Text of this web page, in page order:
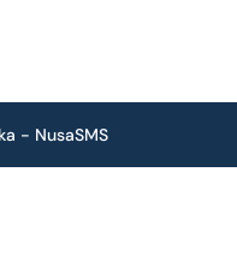
- NusaSMS